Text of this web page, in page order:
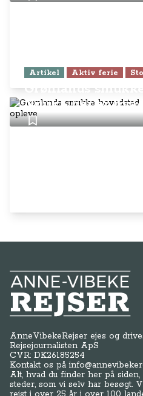
Artikel Aktiv ferie
Grønlands
Nuuk - her er
Anne-Vibeke Rejser
AnneVibekeRejser ejes og
Rejsejournalisten ApS
CVR: DK26185254
Kontakt os på
Alt, hvad du finder her på siden,
steder, som vi selv har besøgt.